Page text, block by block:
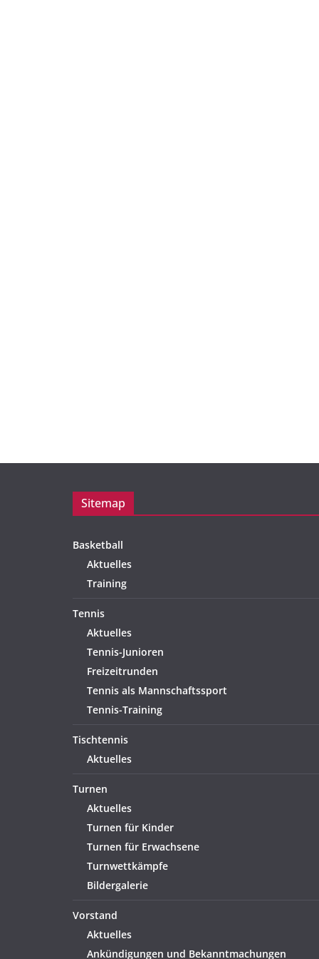
Sitemap
Basketball
Aktuelles
Training
Tennis
Aktuelles
Tennis-Junioren
Freizeitrunden
Tennis als Mannschaftssport
Tennis-Training
Tischtennis
Aktuelles
Turnen
Aktuelles
Turnen für Kinder
Turnen für Erwachsene
Turnwettkämpfe
Bildergalerie
Vorstand
Aktuelles
Ankündigungen und Bekanntmachungen